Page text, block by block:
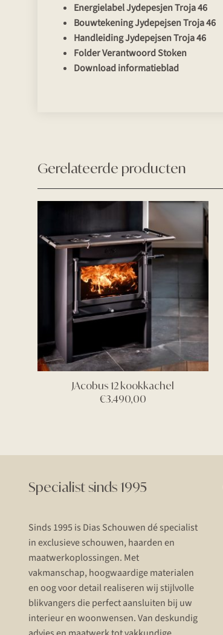
Energielabel Jydepesjen Troja 46
Bouwtekening Jydepejsen Troja 46
Handleiding Jydepejsen Troja 46
Folder Verantwoord Stoken
Download informatieblad
Gerelateerde producten
JAcobus 12 kookkachel
€3.490,00
Specialist sinds 1995
Sinds 1995 is Dias Schouwen dé specialist
in exclusieve schouwen, haarden en
maatwerkoplossingen. Met
vakmanschap, hoogwaardige materialen
en oog voor detail realiseren wij stijlvolle
blikvangers die perfect aansluiten bij uw
interieur en woonwensen. Van deskundig